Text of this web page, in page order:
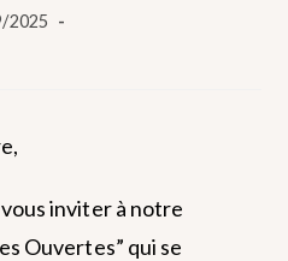
2025
inviter à notre
Ouvertes” qui se